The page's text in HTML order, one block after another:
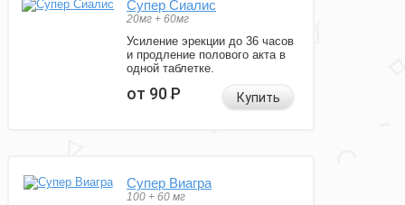
Супер Сиалис
20мг + 60мг
Усиление эрекции до 36 часов
и продление полового акта в
одной таблетке.
от 90Р Купить
Супер Виагра
100 + 60 мг